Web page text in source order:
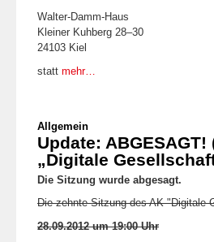
Walter-Damm-Haus
Kleiner Kuhberg 28–30
24103 Kiel
statt mehr…
Allgemein
Update:
„Digitale
Die Sitzung wurde abgesagt.
Die zehnte Sitzung des AK "Digitale
28.09.2012 um 19:00 Uhr